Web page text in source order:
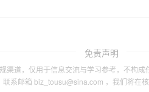
免责声明
渠道，仅用于信息交流与学习参考，不构
联系邮箱 biz_tousu@sina.com ，我们将在核